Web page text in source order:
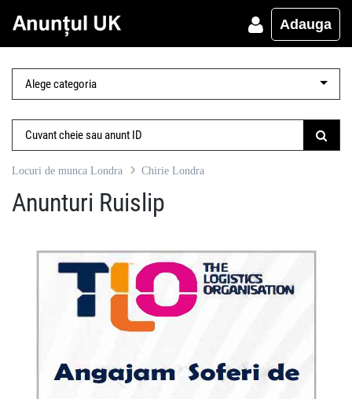
Adauga
Locuri de munca Londra Chirie Londra
Anunturi Ruislip